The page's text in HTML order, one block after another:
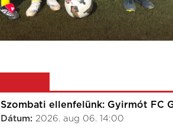
Szombati ellenfelünk: Gyirmót FC
Dátum: 2026. aug 06. 14:00